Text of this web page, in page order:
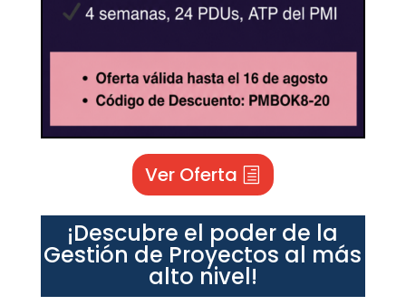
Ver Oferta
¡Descubre el poder de la
Gestión de Proyectos al más
alto nivel!